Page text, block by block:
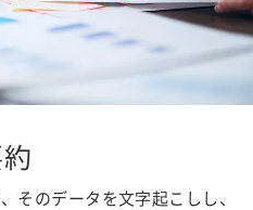
そのデータを文字起こしし、